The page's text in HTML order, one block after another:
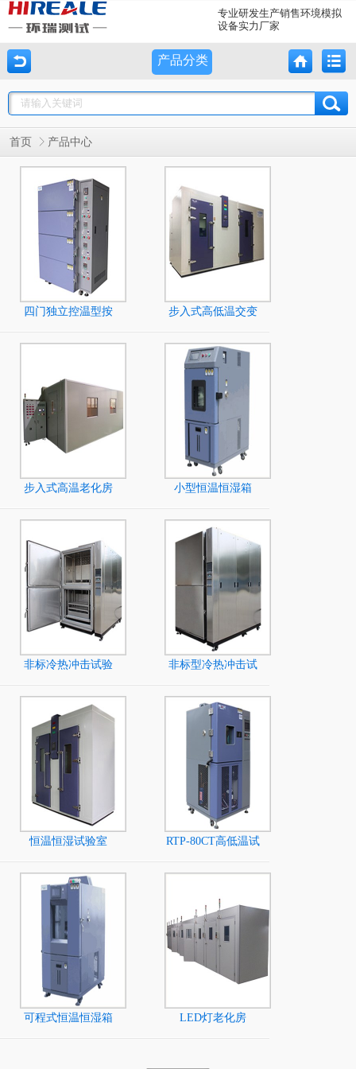
专业研发生产销售环境模拟
设备实力厂家
产品分类
首页 产品中心
四门独立控温型按
键式高温烤箱
步入式高低温交变
湿热试验室
步入式高温老化房 小型恒温恒湿箱
非标冷热冲击试验
机
非标型冷热冲击试
验箱
恒温恒湿试验室
RTP-80CT高低温试
验箱
可程式恒温恒湿箱 LED灯老化房